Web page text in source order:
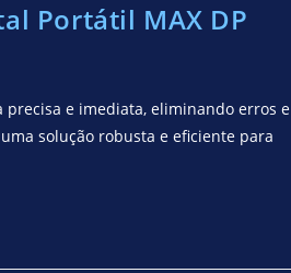
Portátil MAX DP
e imediata, eliminando erros e
solução robusta e eficiente para